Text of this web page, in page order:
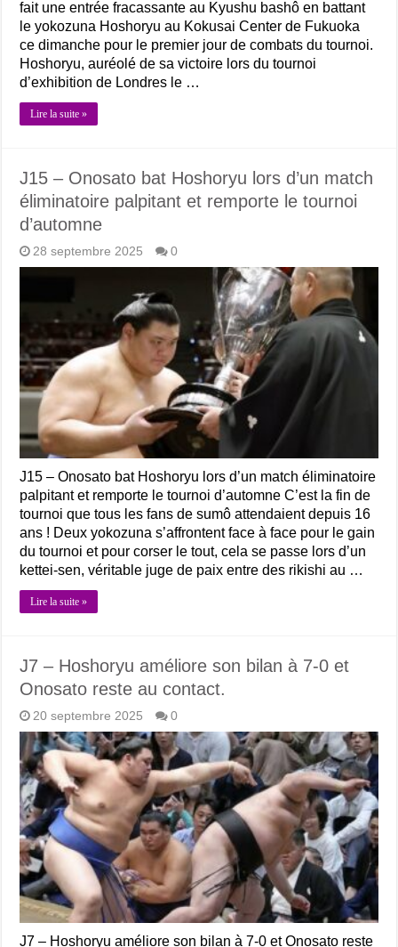
fait une entrée fracassante au Kyushu bashô en battant
le yokozuna Hoshoryu au Kokusai Center de Fukuoka
ce dimanche pour le premier jour de combats du tournoi.
Hoshoryu, auréolé de sa victoire lors du tournoi
d’exhibition de Londres le …
Lire la suite »
J15 – Onosato bat Hoshoryu lors d’un match
éliminatoire palpitant et remporte le tournoi
d’automne
28 septembre 2025 0
J15 – Onosato bat Hoshoryu lors d’un match éliminatoire
palpitant et remporte le tournoi d’automne C’est la fin de
tournoi que tous les fans de sumô attendaient depuis 16
ans ! Deux yokozuna s’affrontent face à face pour le gain
du tournoi et pour corser le tout, cela se passe lors d’un
kettei-sen, véritable juge de paix entre des rikishi au …
Lire la suite »
J7 – Hoshoryu améliore son bilan à 7-0 et
Onosato reste au contact.
20 septembre 2025 0
J7 – Hoshoryu améliore son bilan à 7-0 et Onosato reste